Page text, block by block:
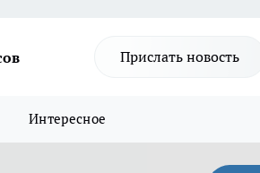
Прислать новость
Интересное